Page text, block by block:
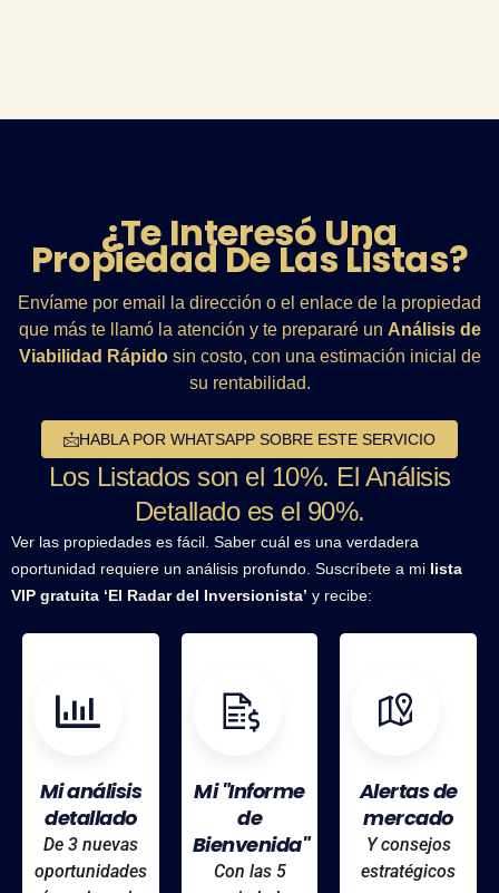
¿Te Interesó Una
Propiedad De Las Listas?
Envíame por email la dirección o el enlace de la propiedad
que más te llamó la atención y te prepararé un Análisis de
Viabilidad Rápidosin costo, con una estimación inicial de
su rentabilidad.
HABLA POR WHATSAPP SOBRE ESTE SERVICIO
Los Listados son el 10%. El Análisis
Detallado es el 90%.
Ver las propiedades es fácil. Saber cuál es una verdadera
oportunidad requiere un análisis profundo. Suscríbete a mi lista
VIP gratuita ‘El Radar del Inversionista’ y recibe:
Mi análisis
detallado
De 3 nuevas
oportunidades
Mi "Informe
de
Bienvenida"
Con las 5
Alertas de
mercado
Y consejos
estratégicos